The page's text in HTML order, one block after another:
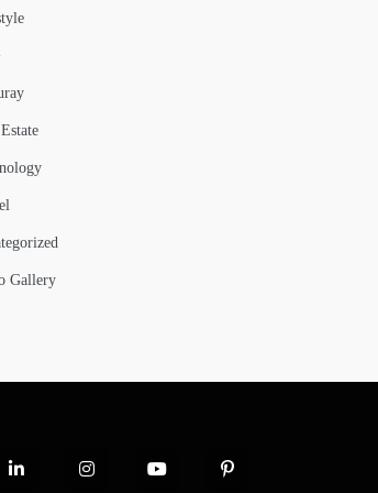
Gallery